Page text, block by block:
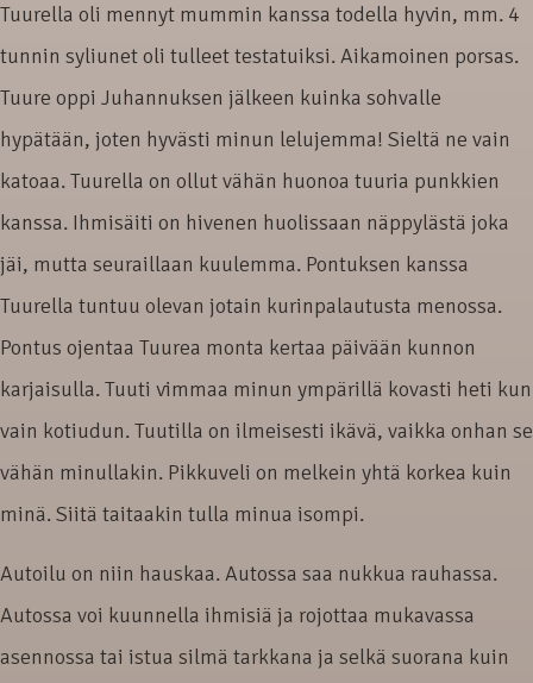
Tuurella oli mennyt mummin kanssa todella hyvin, mm. 4
tunnin syliunet oli tulleet testatuiksi. Aikamoinen porsas.
Tuure oppi Juhannuksen jälkeen kuinka sohvalle
hypätään, joten hyvästi minun lelujemma! Sieltä ne vain
katoaa. Tuurella on ollut vähän huonoa tuuria punkkien
kanssa. Ihmisäiti on hivenen huolissaan näppylästä joka
jäi, mutta seuraillaan kuulemma. Pontuksen kanssa
Tuurella tuntuu olevan jotain kurinpalautusta menossa.
Pontus ojentaa Tuurea monta kertaa päivään kunnon
karjaisulla. Tuuti vimmaa minun ympärillä kovasti heti kun
vain kotiudun. Tuutilla on ilmeisesti ikävä, vaikka onhan se
vähän minullakin. Pikkuveli on melkein yhtä korkea kuin
minä. Siitä taitaakin tulla minua isompi.
Autoilu on niin hauskaa. Autossa saa nukkua rauhassa.
Autossa voi kuunnella ihmisiä ja rojottaa mukavassa
asennossa tai istua silmä tarkkana ja selkä suorana kuin